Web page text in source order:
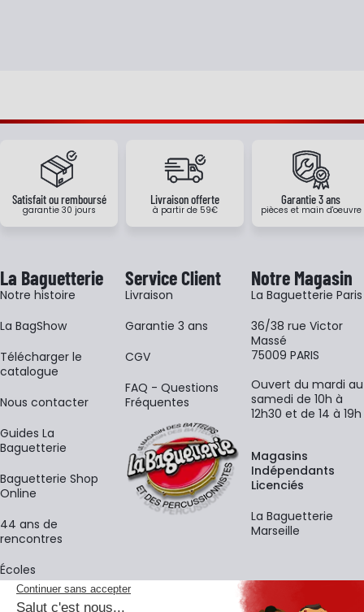
Satisfait ou remboursé
garantie 30 jours
Livraison offerte
à partir de 59€
Garantie 3 ans
pièces et main d'oeuvre
La Baguetterie
Notre histoire
La BagShow
​Télécharger le
catalogue
Nous contacter
Guides La
Baguetterie
Baguetterie Shop
Online
44 ans de
rencontres
Écoles
Service Client
Livraison
Garantie 3 ans
CGV
FAQ - Questions
Fréquentes
Notre Magasin
La Baguetterie Paris
36/38 rue Victor
Massé
75009 PARIS
Ouvert du mardi au
samedi de 10h à
12h30 et de 14 à 19h
Magasins
Indépendants
Licenciés
La Baguetterie
Marseille
La newsletter